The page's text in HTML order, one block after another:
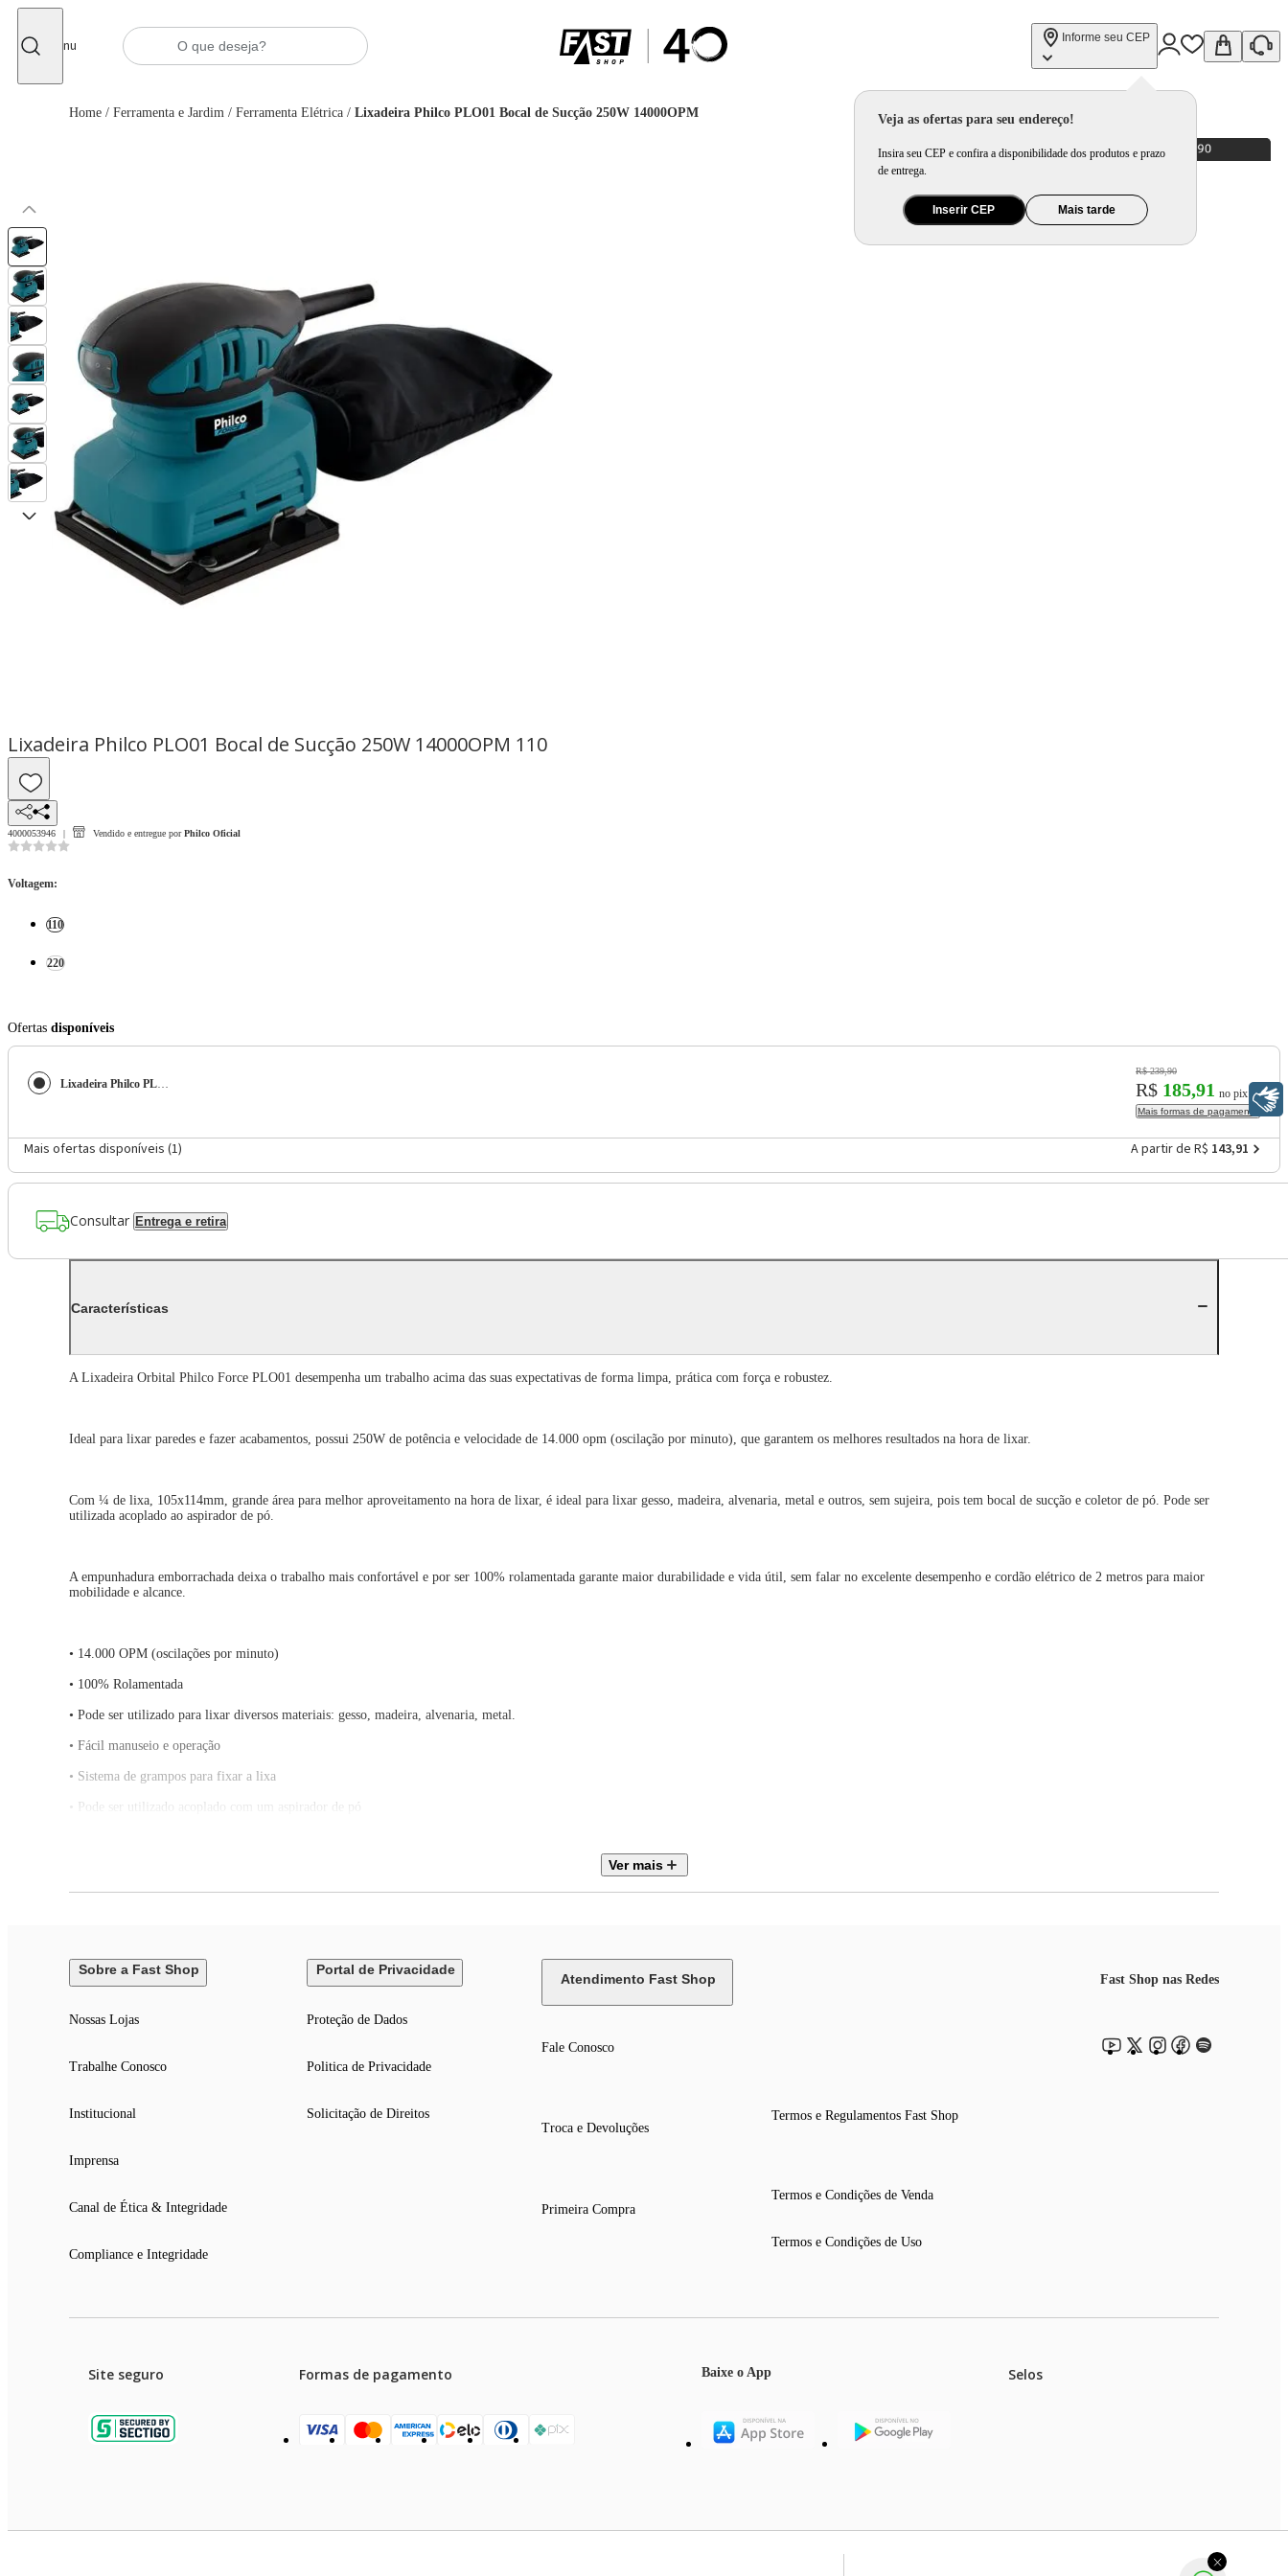
Menu
Informe seu CEP
Veja as ofertas para seu endereço!
Insira seu CEP e confira a disponibilidade dos produtos e prazo
de entrega.
Inserir CEP Mais tarde
Home / Ferramenta e Jardim / Ferramenta Elétrica / Lixadeira Philco PLO01 Bocal de Sucção 250W 14000OPM
Lixadeira Philco PLO01 Bocal de Sucção 250W 14000OPM 110
4000053946 Vendido e entregue por Philco Oficial
Voltagem:
110
220
Ofertas disponíveis
Lixadeira Philco PLO01 Bocal de Sucção 250W 14000OPM
R$ 239,90
R$ 185,91 no pix
Mais formas de pagamento
Mais ofertas disponíveis (1) A partir de R$ 143,91
Consultar Entrega e retira
Características
A Lixadeira Orbital Philco Force PLO01 desempenha um trabalho acima das suas expectativas de forma limpa, prática com força e robustez.
Ideal para lixar paredes e fazer acabamentos, possui 250W de potência e velocidade de 14.000 opm (oscilação por minuto), que garantem os melhores resultados na hora de lixar.
Com ¼ de lixa, 105x114mm, grande área para melhor aproveitamento na hora de lixar, é ideal para lixar gesso, madeira, alvenaria, metal e outros, sem sujeira, pois tem bocal de sucção e coletor de pó. Pode ser
utilizada acoplado ao aspirador de pó.
A empunhadura emborrachada deixa o trabalho mais confortável e por ser 100% rolamentada garante maior durabilidade e vida útil, sem falar no excelente desempenho e cordão elétrico de 2 metros para maior
mobilidade e alcance.
• 14.000 OPM (oscilações por minuto)
• 100% Rolamentada
• Pode ser utilizado para lixar diversos materiais: gesso, madeira, alvenaria, metal.
• Fácil manuseio e operação
• Sistema de grampos para fixar a lixa
• Pode ser utilizado acoplado com um aspirador de pó
Ver mais
Sobre a Fast Shop
Nossas Lojas
Trabalhe Conosco
Institucional
Imprensa
Canal de Ética & Integridade
Compliance e Integridade
Portal de Privacidade
Proteção de Dados
Politica de Privacidade
Solicitação de Direitos
Atendimento Fast Shop
Fale Conosco
Troca e Devoluções
Primeira Compra
Termos e Regulamentos Fast Shop
Termos e Condições de Venda
Termos e Condições de Uso
Fast Shop nas Redes
Site seguro Formas de pagamento Baixe o App Selos
Libras